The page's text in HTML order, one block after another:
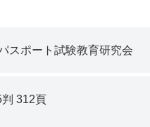
スポート試験教育研究会
判 312頁